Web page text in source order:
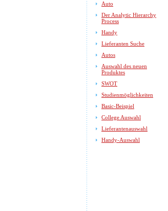
Auto
Der Analytic Hierarchy
Process
Handy
Lieferanten Suche
Autos
Auswahl des neuen
Produktes
SWOT
Studienmöglichkeiten
Basic-Beispiel
College Auswahl
Lieferantenauswahl
Handy-Auswahl